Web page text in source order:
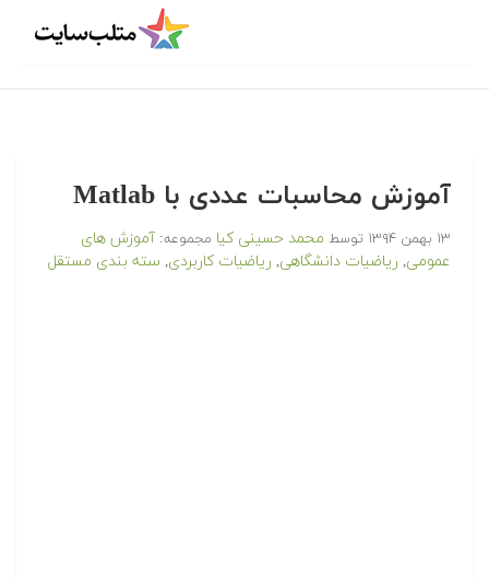
آموزش محاسبات عددی با Matlab
۱۳ بهمن ۱۳۹۴ توسط محمد حسینی کیا مجموعه: آموزش های
عمومی, ریاضیات دانشگاهی, ریاضیات کاربردی, سته بندی مستقل